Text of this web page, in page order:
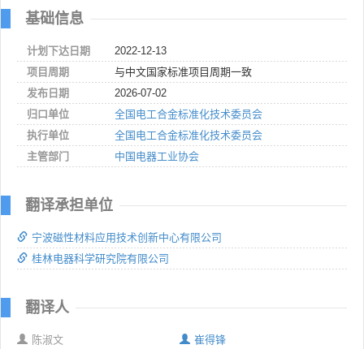
基础信息
计划下达日期
2022-12-13
项目周期
与中文国家标准项目周期一致
发布日期
2026-07-02
归口单位
全国电工合金标准化技术委员会
执行单位
全国电工合金标准化技术委员会
主管部门
中国电器工业协会
翻译承担单位
宁波磁性材料应用技术创新中心有限公司
桂林电器科学研究院有限公司
翻译人
陈淑文
崔得锋